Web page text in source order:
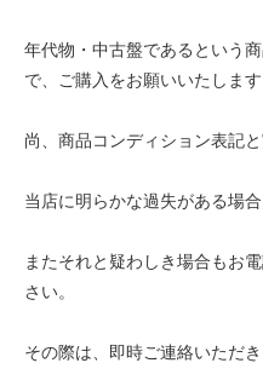
年代物・中古盤であるという
で、ご購入をお願いいたします
尚、商品コンディション表記
当店に明らかな過失がある場
またそれと疑わしき場合もお
さい。
その際は、即時ご連絡いただ